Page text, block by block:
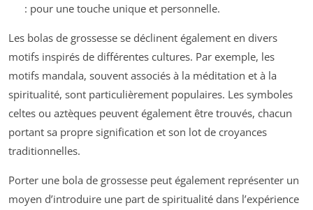
: pour une touche unique et personnelle.
Les bolas de grossesse se déclinent également en divers
motifs inspirés de différentes cultures. Par exemple, les
motifs mandala, souvent associés à la méditation et à la
spiritualité, sont particulièrement populaires. Les symboles
celtes ou aztèques peuvent également être trouvés, chacun
portant sa propre signification et son lot de croyances
traditionnelles.
Porter une bola de grossesse peut également représenter un
moyen d’introduire une part de spiritualité dans l’expérience